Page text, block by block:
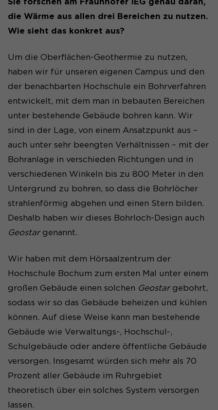
die Wärme aus allen drei Bereichen zu nutzen.
Wie sieht das konkret aus?
Um die Oberflächen-Geothermie zu nutzen,
haben wir für unseren eigenen Campus und den
der benachbarten Hochschule ein Bohrverfahren
entwickelt, mit dem man in bebauten Bereichen
unter bestehende Gebäude bohren kann. Wir
sind in der Lage, von einem Ansatzpunkt aus –
auch unter sehr beengten Verhältnissen – mit der
Bohranlage in verschieden Richtungen und in
verschiedenen Winkeln bis zu 800 Meter in den
Untergrund zu bohren, so dass die Bohrlöcher
strahlenförmig abgehen und einen Stern bilden.
Deshalb haben wir dieses Bohrloch-Design auch
Geostargenannt.
Wir haben mit dem Hörsaalzentrum der
Hochschule Bochum zum ersten Mal unter einem
großen Gebäude einen solchen Geostargebohrt,
sodass wir so das Gebäude beheizen und kühlen
können. Auf diese Weise kann man bestehende
Gebäude wie Verwaltungs-, Hochschul-,
Schulgebäude oder andere öffentliche Gebäude
versorgen. Insgesamt würden sich mehr als 70
Prozent aller Gebäude im Ruhrgebiet
theoretisch über ein solches System versorgen
lassen.
Dieses Cookie wird verwendet,
für diese Website zu speichern.
Anbieter
Zweck
Dieser Wert speichert Ihre
Consent-Einstellungen. Unter
generierte ID, für die
historische Speicherung Ihrer
vorgenommen Einstellungen,
dies eingestellt hat.
Wir nutzen auf unserer Website das Open-
Source-Software-Tool Matomo zur Analyse des
Surfverhaltens unserer Nutzer. Die Software
Name _pk_id#
Laufzeit 1 Jahr
Zweck
Besuche des Benutzers auf
der Website, wie z. B. die
Anzahl der Besuche,
Verweildauer auf der
Website und welche Seiten
gelesen wurden.
Name
Laufzeit 1 Tag
Zweck
während der Sitzung
nachzuverfolgen.
Cookie-Informationen anzeigen